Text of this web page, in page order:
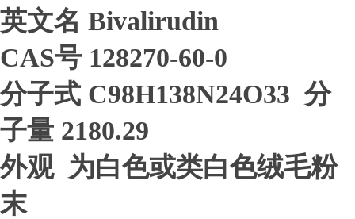
英文名 Bivalirudin
CAS号 128270-60-0
分子式 C98H138N24O33 分
子量 2180.29
外观 为白色或类白色绒毛粉
末